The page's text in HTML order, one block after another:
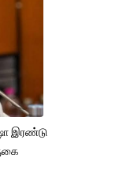
இரண்டு